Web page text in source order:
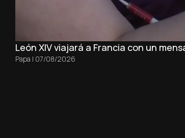
León XIV viajará a Francia con un
Papa | 07/08/2026